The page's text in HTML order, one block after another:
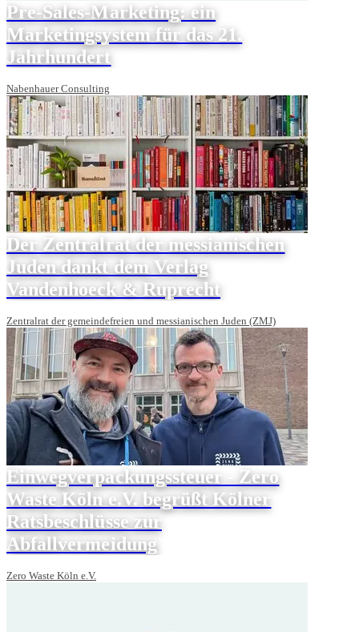
Pre-Sales-Marketing: ein
Marketingsystem für das 21.
Jahrhundert
Nabenhauer Consulting
Der Zentralrat der messianischen
Juden dankt dem Verlag
Vandenhoeck & Ruprecht
Zentralrat der gemeindefreien und messianischen Juden (ZMJ)
Einwegverpackungssteuer - Zero
Waste Köln e.V. begrüßt Kölner
Ratsbeschlüsse zur
Abfallvermeidung
Zero Waste Köln e.V.